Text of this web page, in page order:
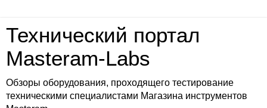
Технический портал
Masteram-Labs
Обзоры оборудования, проходящего тестирование
техническими специалистами Магазина инструментов